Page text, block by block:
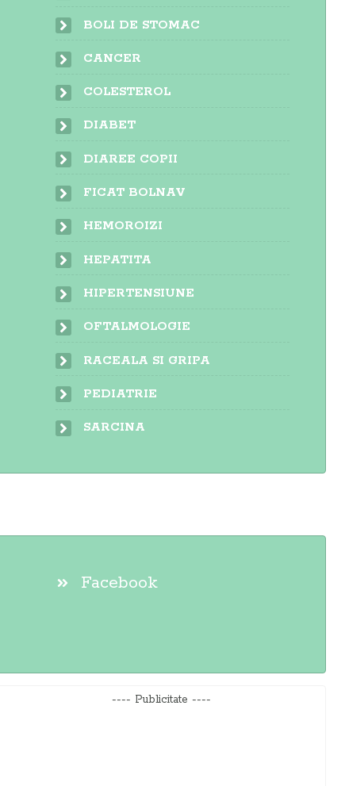
BOLI DE STOMAC
CANCER
COLESTEROL
DIABET
DIAREE COPII
FICAT BOLNAV
HEMOROIZI
HEPATITA
HIPERTENSIUNE
OFTALMOLOGIE
RACEALA SI GRIPA
PEDIATRIE
SARCINA
Facebook
---- Publicitate ----